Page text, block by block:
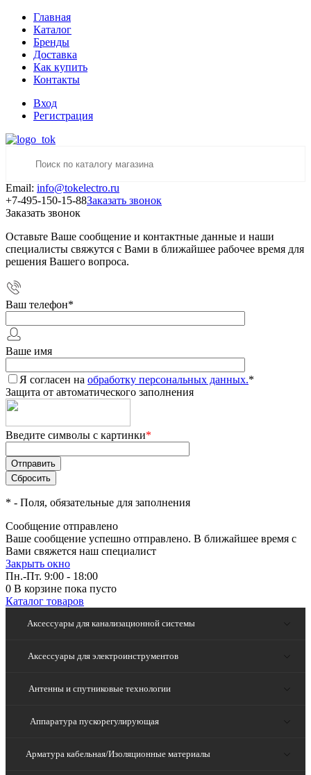
Главная
Каталог
Бренды
Доставка
Как купить
Контакты
Вход
Регистрация
Email: info@tokelectro.ru
+7-495-150-15-88Заказать звонок
Заказать звонок
Оставьте Ваше сообщение и контактные данные и наши
специалисты свяжутся с Вами в ближайшее рабочее время для
решения Вашего вопроса.
Ваш телефон*
Ваше имя
Я согласен на обработку персональных данных.*
Защита от автоматического заполнения
Введите символы с картинки*
* - Поля, обязательные для заполнения
Сообщение отправлено
Ваше сообщение успешно отправлено. В ближайшее время с
Вами свяжется наш специалист
Закрыть окно
Пн.-Пт. 9:00 - 18:00
0 В корзине пока пусто
Каталог товаров
Аксессуары для канализационной системы
Аксессуары для электроинструментов
Антенны и спутниковые технологии
Аппаратура пускорегулирующая
Арматура кабельная/Изоляционные материалы